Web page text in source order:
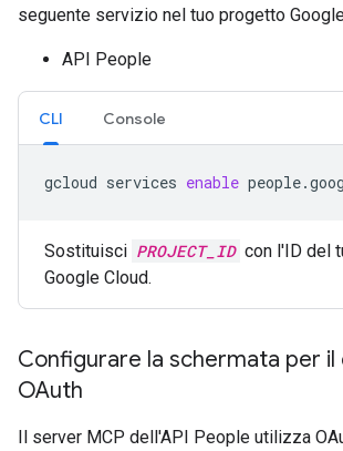
seguente servizio nel tuo progetto
API People
CLI Console
gcloud services enable
Sostituisci PROJECT_ID con l'ID del
Google Cloud.
Configurare la schermata per il
OAuth
Il server MCP dell'API People utilizza